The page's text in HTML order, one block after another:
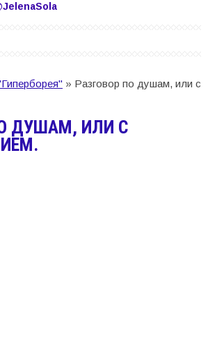
» Разговор по душам, или с
ДУШАМ, ИЛИ С